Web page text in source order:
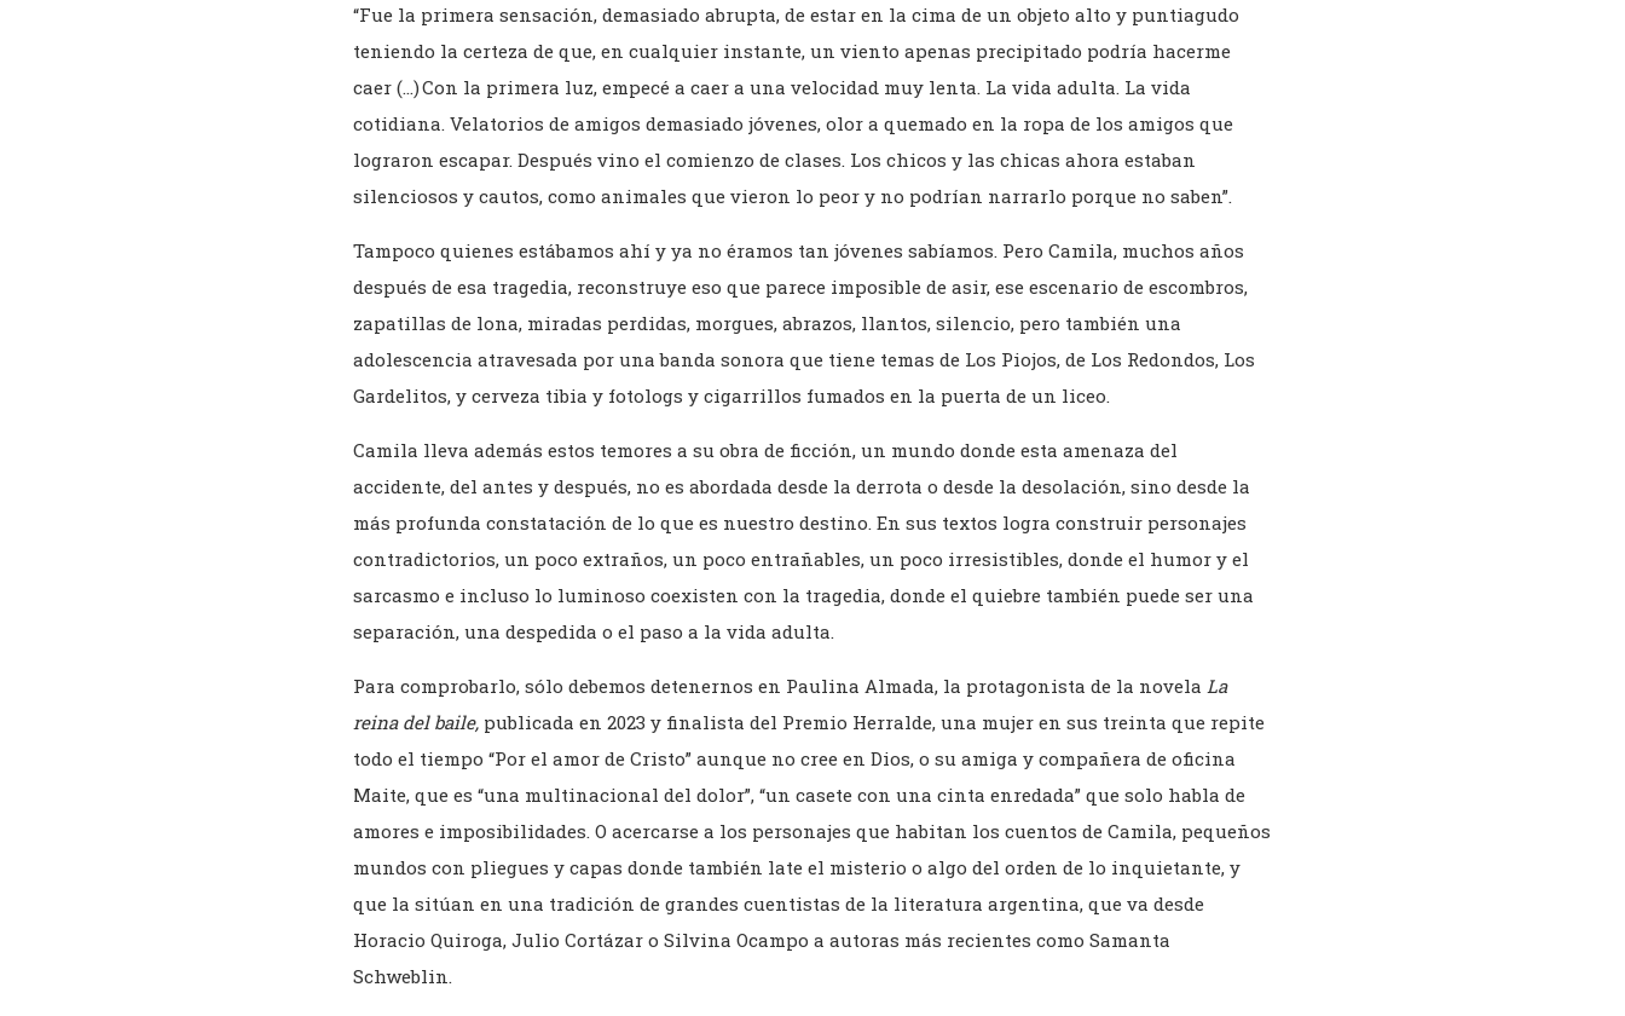
“Fue la primera sensación, demasiado abrupta, de estar en la cima de un objeto alto y puntiagudo
teniendo la certeza de que, en cualquier instante, un viento apenas precipitado podría hacerme
caer (…) Con la primera luz, empecé a caer a una velocidad muy lenta. La vida adulta. La vida
cotidiana. Velatorios de amigos demasiado jóvenes, olor a quemado en la ropa de los amigos que
lograron escapar. Después vino el comienzo de clases. Los chicos y las chicas ahora estaban
silenciosos y cautos, como animales que vieron lo peor y no podrían narrarlo porque no saben”.
Tampoco quienes estábamos ahí y ya no éramos tan jóvenes sabíamos. Pero Camila, muchos años
después de esa tragedia, reconstruye eso que parece imposible de asir, ese escenario de escombros,
zapatillas de lona, miradas perdidas, morgues, abrazos, llantos, silencio, pero también una
adolescencia atravesada por una banda sonora que tiene temas de Los Piojos, de Los Redondos, Los
Gardelitos, y cerveza tibia y fotologs y cigarrillos fumados en la puerta de un liceo.
Camila lleva además estos temores a su obra de ficción, un mundo donde esta amenaza del
accidente, del antes y después, no es abordada desde la derrota o desde la desolación, sino desde la
más profunda constatación de lo que es nuestro destino. En sus textos logra construir personajes
contradictorios, un poco extraños, un poco entrañables, un poco irresistibles, donde el humor y el
sarcasmo e incluso lo luminoso coexisten con la tragedia, donde el quiebre también puede ser una
separación, una despedida o el paso a la vida adulta.
Para comprobarlo, sólo debemos detenernos en Paulina Almada, la protagonista de la novela La
reina del baile, publicada en 2023 y finalista del Premio Herralde, una mujer en sus treinta que repite
todo el tiempo “Por el amor de Cristo” aunque no cree en Dios, o su amiga y compañera de oficina
Maite, que es “una multinacional del dolor”, “un casete con una cinta enredada” que solo habla de
amores e imposibilidades. O acercarse a los personajes que habitan los cuentos de Camila, pequeños
mundos con pliegues y capas donde también late el misterio o algo del orden de lo inquietante, y
que la sitúan en una tradición de grandes cuentistas de la literatura argentina, que va desde
Horacio Quiroga, Julio Cortázar o Silvina Ocampo a autoras más recientes como Samanta
Schweblin.